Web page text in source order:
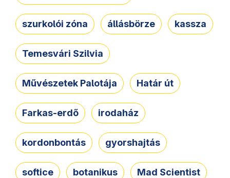
szurkolói zóna állásbörze kassza
Temesvári Szilvia
Művészetek Palotája Határ út
Farkas-erdő irodaház
kordonbontás gyorshajtás
softice botanikus Mad Scientist